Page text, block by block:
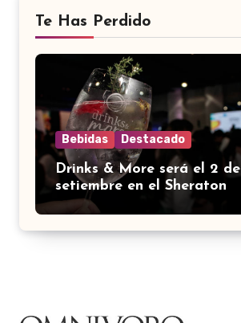
Te Has Perdido
Bebidas Destacado
Drinks & More será el 2 de
setiembre en el Sheraton